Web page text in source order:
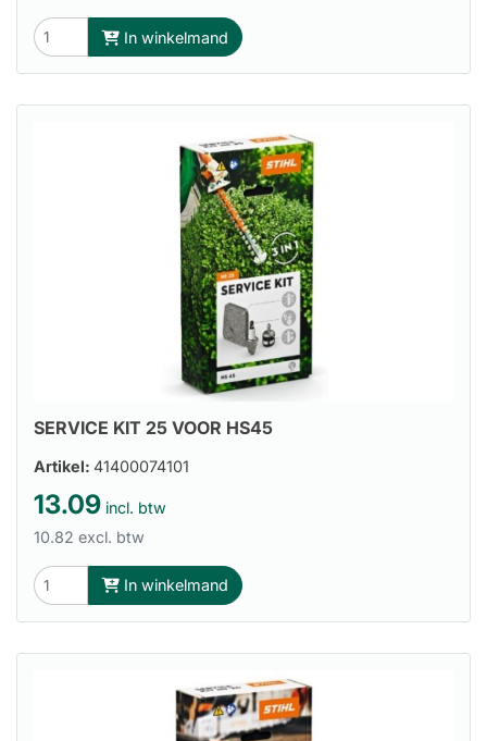
In winkelmand
SERVICE KIT 25 VOOR HS45
Artikel: 41400074101
13.09 incl. btw
10.82 excl. btw
In winkelmand